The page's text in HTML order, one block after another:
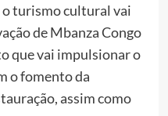
o turismo cultural vai
de Mbanza Congo
que vai impulsionar o
o fomento da
assim como